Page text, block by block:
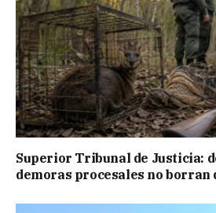
Superior Tribunal de Justicia:
demoras procesales no borran